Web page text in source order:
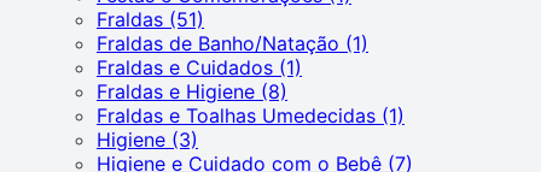
Fraldas (51)
Fraldas de Banho/Natação (1)
Fraldas e Cuidados (1)
Fraldas e Higiene (8)
Fraldas e Toalhas Umedecidas (1)
Higiene (3)
Higiene e Cuidado com o Bebê (7)